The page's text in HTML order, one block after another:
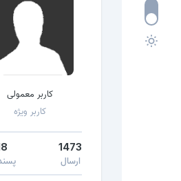
کاربر معمولی
کاربر ویژه
1473
ارسال